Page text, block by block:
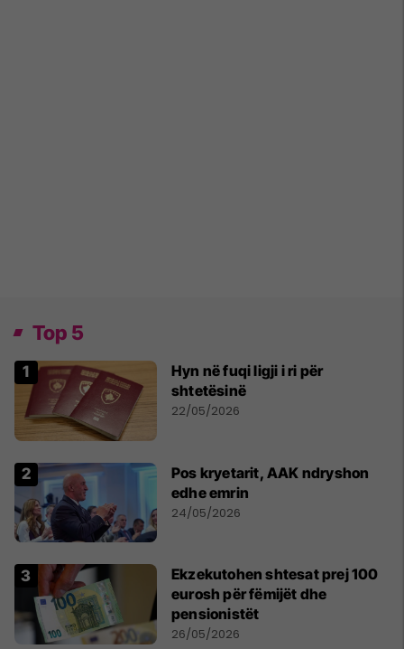
Top 5
Hyn në fuqi ligji i ri për
shtetësinë
22/05/2026
Pos kryetarit, AAK ndryshon
edhe emrin
24/05/2026
Ekzekutohen shtesat prej 100
eurosh për fëmijët dhe
pensionistët
26/05/2026